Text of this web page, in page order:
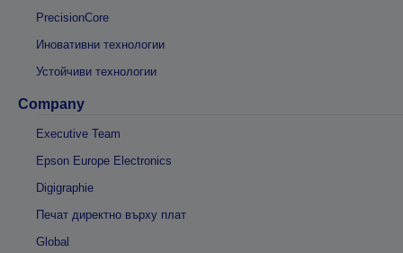
PrecisionCore
Иновативни технологии
Устойчиви технологии
Company
Executive Team
Epson Europe Electronics
Digigraphie
Печат директно върху плат
Global